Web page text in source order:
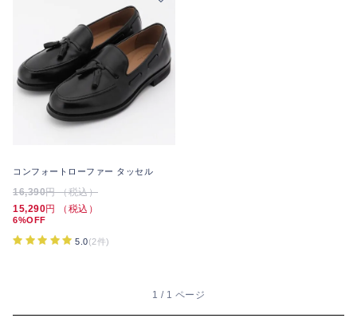
コンフォートローファー タッセル
16,390円 （税込）
15,290円 （税込）
6%OFF
5.0(2件)
1 / 1 ページ